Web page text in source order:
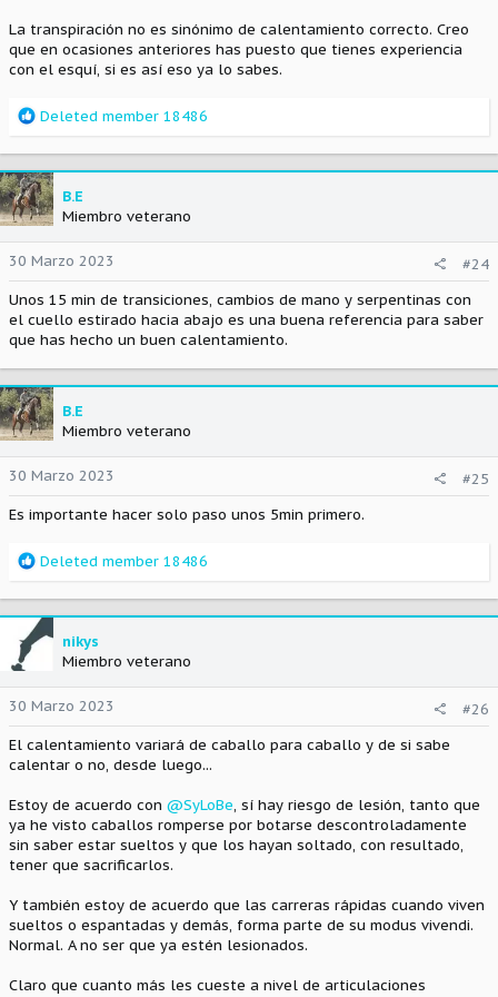
La transpiración no es sinónimo de calentamiento correcto. Creo
que en ocasiones anteriores has puesto que tienes experiencia
con el esquí, si es así eso ya lo sabes.
R
a
c
c
i
n
s
:
Deleted member 18486
B.E
Miembro veterano
30 Marzo 2023
#24
Unos 15 min de transiciones, cambios de mano y serpentinas con
el cuello estirado hacia abajo es una buena referencia para saber
que has hecho un buen calentamiento.
B.E
Miembro veterano
30 Marzo 2023
#25
Es importante hacer solo paso unos 5min primero.
R
a
c
c
n
s
:
Deleted member 18486
nikys
Miembro veterano
30 Marzo 2023
#26
El calentamiento variará de caballo para caballo y de si sabe
calentar o no, desde luego...
Estoy de acuerdo con @SyLoBe, sí hay riesgo de lesión, tanto que
ya he visto caballos romperse por botarse descontroladamente
sin saber estar sueltos y que los hayan soltado, con resultado,
tener que sacrificarlos.
Y también estoy de acuerdo que las carreras rápidas cuando viven
sueltos o espantadas y demás, forma parte de su modus vivendi.
Normal. A no ser que ya estén lesionados.
Claro que cuanto más les cueste a nivel de articulaciones